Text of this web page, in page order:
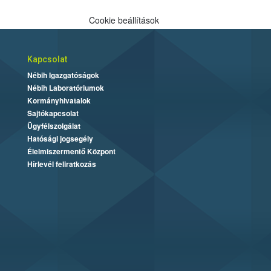
Cookie beállítások
Kapcsolat
Nébih Igazgatóságok
Nébih Laboratóriumok
Kormányhivatalok
Sajtókapcsolat
Ügyfélszolgálat
Hatósági jogsegély
Élelmiszermentő Központ
Hírlevél feliratkozás